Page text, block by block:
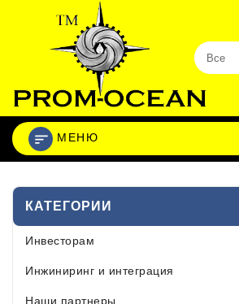
МЕНЮ
КАТЕГОРИИ
Инвесторам
Инжиниринг и интеграция
Наши партнеры